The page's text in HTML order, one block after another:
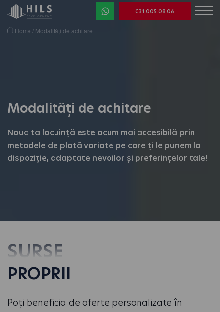
031.005.08.06
Home / Modalități de achitare
Modalități de achitare
Noua ta locuință este acum mai accesibilă prin
metodele de plată variate pe care ți le punem la
dispoziție, adaptate nevoilor și preferințelor tale!
SURSE
PROPRII
Poți beneficia de oferte personalizate în